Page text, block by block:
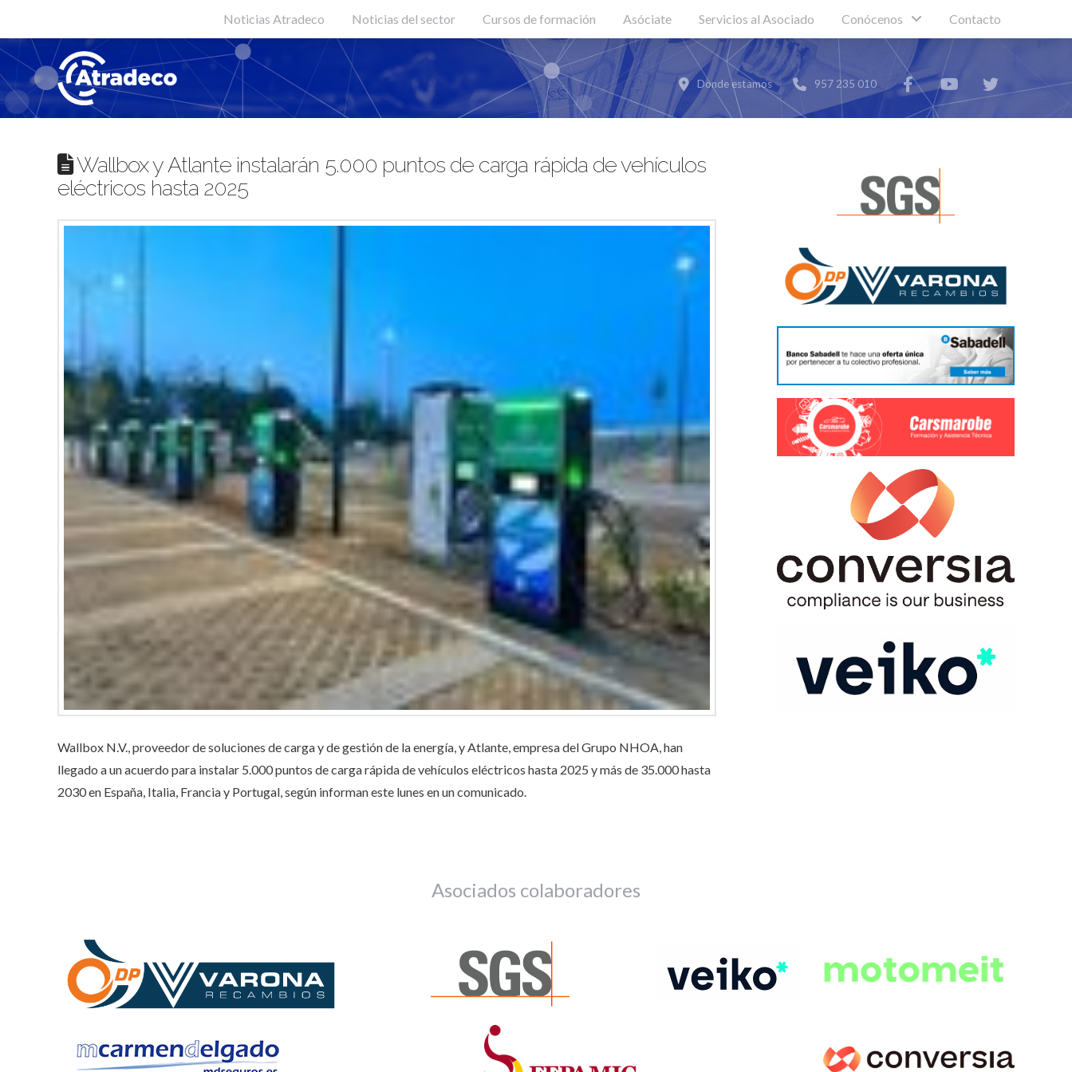
Noticias Atradeco Noticias del sector Cursos de formación Asóciate Servicios al Asociado Conócenos Contacto
Donde estamos 957 235 010
Wallbox y Atlante instalarán 5.000 puntos de carga rápida de vehículos
eléctricos hasta 2025
Wallbox N.V., proveedor de soluciones de carga y de gestión de la energía, y Atlante, empresa del Grupo NHOA, han
llegado a un acuerdo para instalar 5.000 puntos de carga rápida de vehículos eléctricos hasta 2025 y más de 35.000 hasta
2030 en España, Italia, Francia y Portugal, según informan este lunes en un comunicado.
Asociados colaboradores